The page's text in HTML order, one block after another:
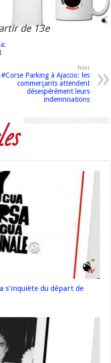
de 13e
Next
#Corse Parking à Ajaccio: les
commerçants attendent
désespérément leurs
indemnisations
s’inquiète du départ de